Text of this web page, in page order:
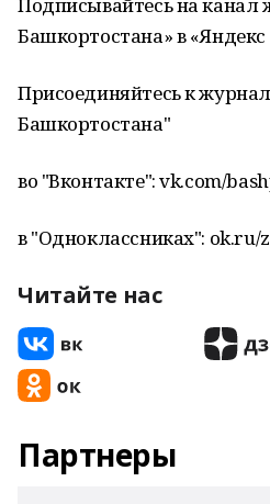
Башкортостана» в «Яндекс
Присоединяйтесь к
Башкортостана"
во "Вконтакте": vk.com/
в "Одноклассниках":
Читайте нас
Партнеры